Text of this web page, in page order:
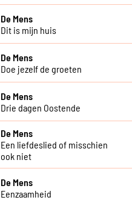
De Mens
Dit is mijn huis
De Mens
Doe jezelf de groeten
De Mens
Drie dagen Oostende
De Mens
Een liefdeslied of misschien
ook niet
De Mens
Eenzaamheid